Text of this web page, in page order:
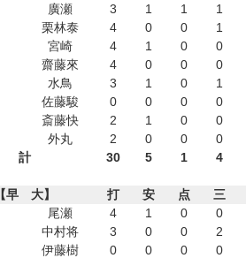
廣瀬 3 1 1 1
栗林泰 4 0 0 1
宮崎 4 1 0 0
齋藤來 4 0 0 0
水鳥 3 1 0 1
佐藤駿 0 0 0 0
斎藤快 2 1 0 0
外丸 2 0 0 0
計
30 5 1 4
【早 大】 打 安 点 三
尾瀬 4 1 0 0
中村将 3 0 0 2
伊藤樹 0 0 0 0